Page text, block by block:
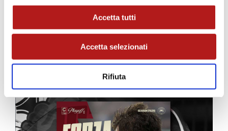
Accetta tutti
Accetta selezionati
Rifiuta
MATCH PROGRAM